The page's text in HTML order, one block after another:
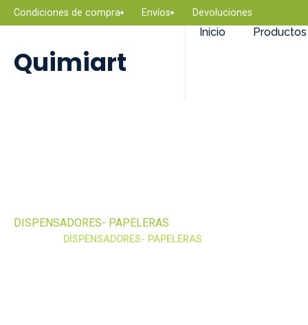
Condiciones de compra Envíos Devoluciones
Quimiart
Inicio Productos
DISPENSADORES- PAPELERAS
DISPENSADORES- PAPELERAS